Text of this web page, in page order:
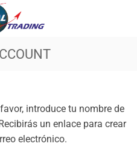
introduce tu nombre de
un enlace para crear
electrónico.